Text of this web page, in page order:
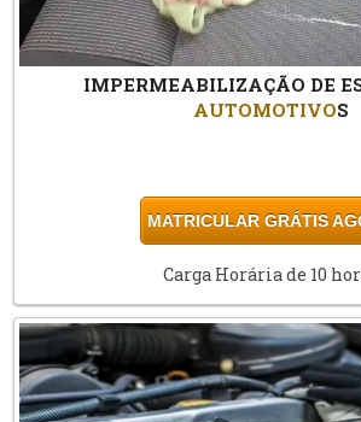
IMPERMEABILIZAÇÃO DE
AUTOMOTIVOS
MATRICULAR GRÁTIS
Carga Horária de 10